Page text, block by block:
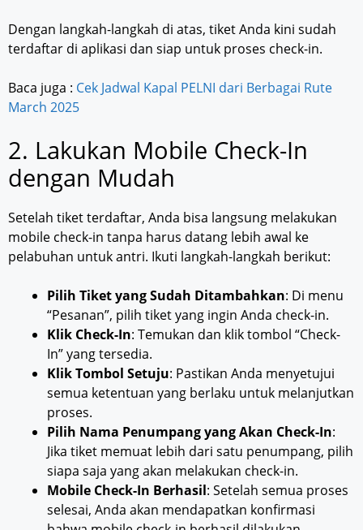
Dengan langkah-langkah di atas, tiket Anda kini sudah
terdaftar di aplikasi dan siap untuk proses check-in.
Baca juga : Cek Jadwal Kapal PELNI dari Berbagai Rute
March 2025
2. Lakukan Mobile Check-In
dengan Mudah
Setelah tiket terdaftar, Anda bisa langsung melakukan
mobile check-in tanpa harus datang lebih awal ke
pelabuhan untuk antri. Ikuti langkah-langkah berikut:
Pilih Tiket yang Sudah Ditambahkan: Di menu
“Pesanan”, pilih tiket yang ingin Anda check-in.
Klik Check-In: Temukan dan klik tombol “Check-
In” yang tersedia.
Klik Tombol Setuju: Pastikan Anda menyetujui
semua ketentuan yang berlaku untuk melanjutkan
proses.
Pilih Nama Penumpang yang Akan Check-In:
Jika tiket memuat lebih dari satu penumpang, pilih
siapa saja yang akan melakukan check-in.
Mobile Check-In Berhasil: Setelah semua proses
selesai, Anda akan mendapatkan konfirmasi